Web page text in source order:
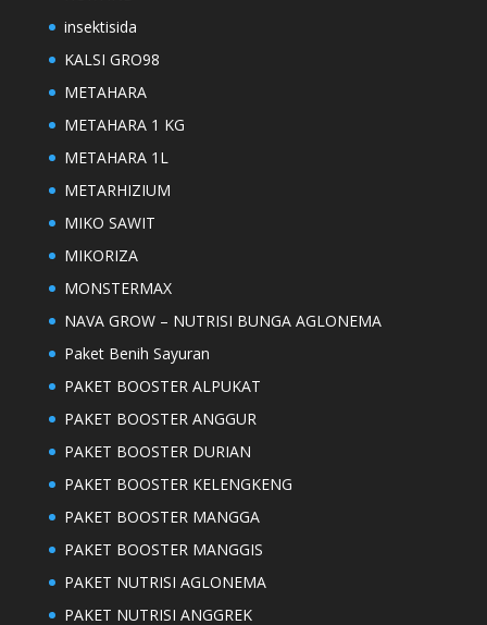
insektisida
KALSI GRO98
METAHARA
METAHARA 1 KG
METAHARA 1L
METARHIZIUM
MIKO SAWIT
MIKORIZA
MONSTERMAX
NAVA GROW – NUTRISI BUNGA AGLONEMA
Paket Benih Sayuran
PAKET BOOSTER ALPUKAT
PAKET BOOSTER ANGGUR
PAKET BOOSTER DURIAN
PAKET BOOSTER KELENGKENG
PAKET BOOSTER MANGGA
PAKET BOOSTER MANGGIS
PAKET NUTRISI AGLONEMA
PAKET NUTRISI ANGGREK